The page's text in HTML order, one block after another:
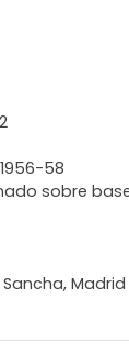
58
sobre
Madrid